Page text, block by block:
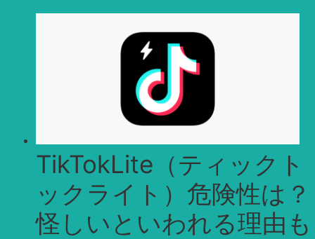
TikTokLite（ティックト
ックライト）危険性は？
怪しいといわれる理由も